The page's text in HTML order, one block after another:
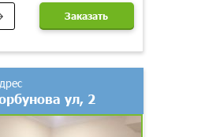
Заказать
ул, 2